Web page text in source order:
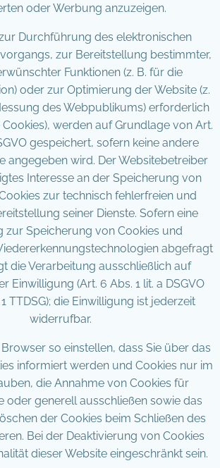
oder Werbung anzuzeigen.
Durchführung des elektronischen
zur Bereitstellung bestimmter,
Funktionen (z. B. für die
oder zur Optimierung der Website (z.
des Webpublikums) erforderlich
werden auf Grundlage von Art.
gespeichert, sofern keine andere
angegeben wird. Der Websitebetreiber
Interesse an der Speicherung von
zur technisch fehlerfreien und
seiner Dienste. Sofern eine
zur Speicherung von Cookies und
abgefragt
die Verarbeitung ausschließlich auf
Einwilligung (Art. 6 Abs. 1 lit. a DSGVO
TTDSG); die Einwilligung ist jederzeit
widerrufbar.
so einstellen, dass Sie über das
informiert werden und Cookies nur im
die Annahme von Cookies für
oder generell ausschließen sowie das
der Cookies beim Schließen des
Bei der Deaktivierung von Cookies
dieser Website eingeschränkt sein.